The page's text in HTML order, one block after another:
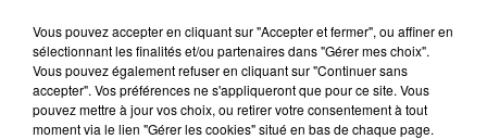
Vous pouvez accepter en cliquant sur "Accepter et fermer", ou affiner en
sélectionnant les finalités et/ou partenaires dans "Gérer mes choix".
Vous pouvez également refuser en cliquant sur "Continuer sans
accepter". Vos préférences ne s'appliqueront que pour ce site. Vous
pouvez mettre à jour vos choix, ou retirer votre consentement à tout
moment via le lien "Gérer les cookies" situé en bas de chaque page.